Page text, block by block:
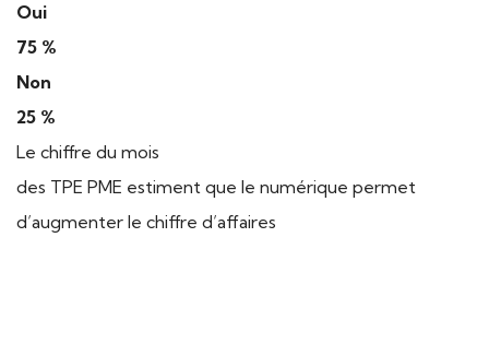
Oui
75 %
Non
25 %
Le chiffre du mois
des TPE PME estiment que le numérique permet
d’augmenter le chiffre d’affaires